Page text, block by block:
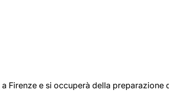
Firenze e si occuperà della